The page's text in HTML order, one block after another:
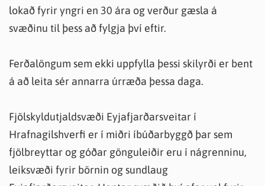
lokað fyrir yngri en 30 ára og verður gæsla á
svæðinu til þess að fylgja því eftir.
Ferðalöngum sem ekki uppfylla þessi skilyrði er bent
á að leita sér annarra úrræða þessa daga.
Fjölskyldutjaldsvæði Eyjafjarðarsveitar í
Hrafnagilshverfi er í miðri íbúðarbyggð þar sem
fjölbreyttar og góðar gönguleiðir eru í nágrenninu,
leiksvæði fyrir börnin og sundlaug